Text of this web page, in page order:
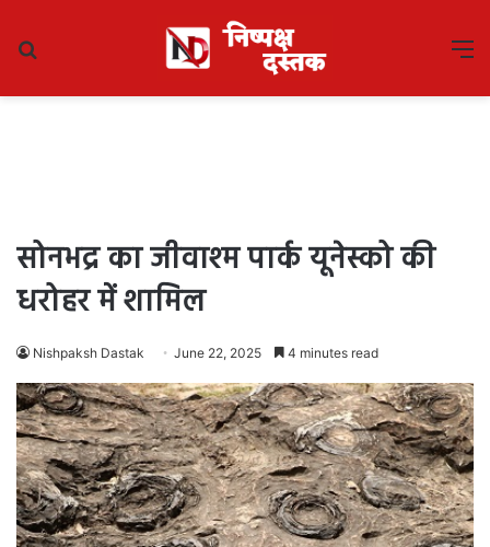
सोनभद्र का जीवाश्म पार्क यूनेस्को की
धरोहर में शामिल
Nishpaksh Dastak June 22, 2025 4 minutes read